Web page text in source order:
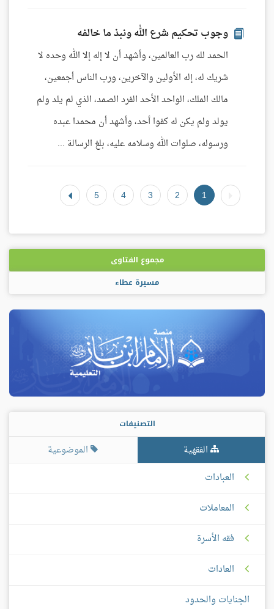
وجوب تحكيم شرع الله ونبذ ما خالفه
الحمد لله رب العالمين، وأشهد أن لا إله إلا الله وحده لا
شريك له، إله الأولين والآخرين، ورب الناس أجمعين،
مالك الملك، الواحد الأحد الفرد الصمد، الذي لم يلد ولم
يولد ولم يكن له كفوا أحد، وأشهد أن محمدا عبده
ورسوله، صلوات الله وسلامه عليه، بلغ الرسالة ...
1
2
3
4
5
مجموع الفتاوى
مسيرة عطاء
التصنيفات
الفقهية
الموضوعية
العبادات
المعاملات
فقه الأسرة
العادات
الجنايات والحدود